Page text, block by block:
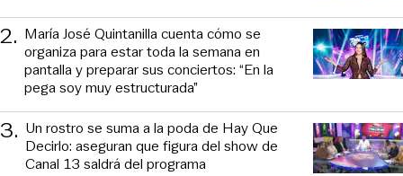
2. María José Quintanilla cuenta cómo se
organiza para estar toda la semana en
pantalla y preparar sus conciertos: “En la
pega soy muy estructurada”
3. Un rostro se suma a la poda de Hay Que
Decirlo: aseguran que figura del show de
Canal 13 saldrá del programa